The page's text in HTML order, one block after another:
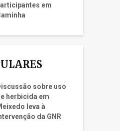
em
sobre uso
herbicida em
leva à
da GNR